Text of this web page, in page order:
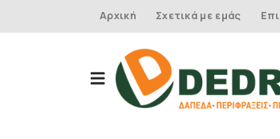
Αρχική Σχετικά με εμάς